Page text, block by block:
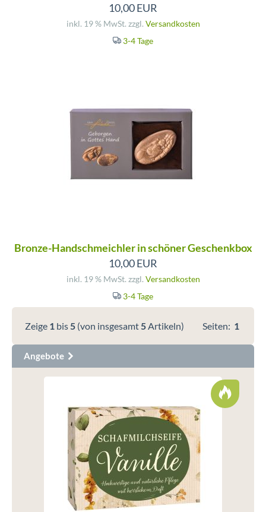
10,00 EUR
inkl. 19 % MwSt. zzgl. Versandkosten
3-4 Tage
Bronze-Handschmeichler in schöner Geschenkbox
10,00 EUR
inkl. 19 % MwSt. zzgl. Versandkosten
3-4 Tage
Zeige 1 bis5 (von insgesamt5Artikeln) Seiten: 1
Angebote